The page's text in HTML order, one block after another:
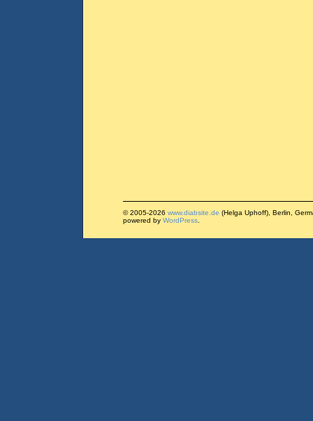
© 2005-2026 www.diabsite.de (Helga Uphoff), Berlin,
powered by WordPress.